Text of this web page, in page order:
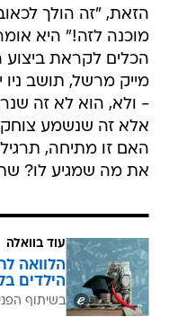
הזאת, "זה הולך
מוכנה לזה!" היא
הכלים לקראת
מייק מרשל, תושב ניו
- ולא, הוא לא זה
אלא זה שנשמע
האם זו מתיחה,
את מה שמגיע לו?
עוד בוואלה
הלוואה
הילדים
בשיתוף